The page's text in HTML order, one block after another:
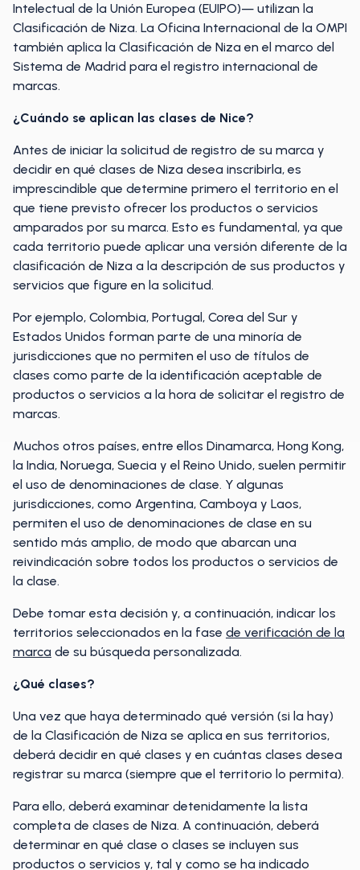
Intelectual de la Unión Europea (EUIPO)— utilizan la
Clasificación de Niza. La Oficina Internacional de la OMPI
también aplica la Clasificación de Niza en el marco del
Sistema de Madrid para el registro internacional de
marcas.
¿Cuándo se aplican las clases de Nice?
Antes de iniciar la solicitud de registro de su marca y
decidir en qué clases de Niza desea inscribirla, es
imprescindible que determine primero el territorio en el
que tiene previsto ofrecer los productos o servicios
amparados por su marca. Esto es fundamental, ya que
cada territorio puede aplicar una versión diferente de la
clasificación de Niza a la descripción de sus productos y
servicios que figure en la solicitud.
Por ejemplo, Colombia, Portugal, Corea del Sur y
Estados Unidos forman parte de una minoría de
jurisdicciones que no permiten el uso de títulos de
clases como parte de la identificación aceptable de
productos o servicios a la hora de solicitar el registro de
marcas.
Muchos otros países, entre ellos Dinamarca, Hong Kong,
la India, Noruega, Suecia y el Reino Unido, suelen permitir
el uso de denominaciones de clase. Y algunas
jurisdicciones, como Argentina, Camboya y Laos,
permiten el uso de denominaciones de clase en su
sentido más amplio, de modo que abarcan una
reivindicación sobre todos los productos o servicios de
la clase.
Debe tomar esta decisión y, a continuación, indicar los
territorios seleccionados en la fase de verificación de la
marca de su búsqueda personalizada.
¿Qué clases?
Una vez que haya determinado qué versión (si la hay)
de la Clasificación de Niza se aplica en sus territorios,
deberá decidir en qué clases y en cuántas clases desea
registrar su marca (siempre que el territorio lo permita).
Para ello, deberá examinar detenidamente la lista
completa de clases de Niza. A continuación, deberá
determinar en qué clase o clases se incluyen sus
productos o servicios y, tal y como se ha indicado